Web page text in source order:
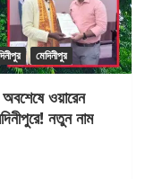
মেদিনীপুর
ওয়ারেন
নতুন নাম